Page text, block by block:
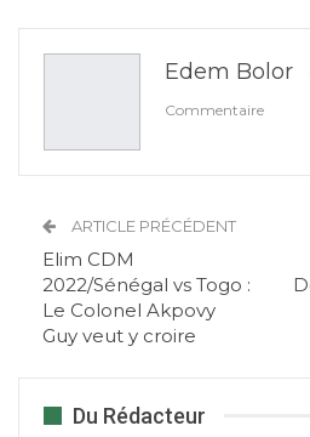
Edem Bolor
Commentaire
ARTICLE PRÉCÉDENT
Elim CDM
2022/Sénégal vs Togo :
Le Colonel Akpovy
Guy veut y croire
Du Rédacteur